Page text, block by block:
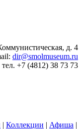
д. 4
dir@smolmuseum.ru
тел. +7 (4812) 38 73 73
| Коллекции | Афиша |